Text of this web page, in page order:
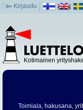
Kirjaudu
Kotimainen
Toimiala, hakusana,